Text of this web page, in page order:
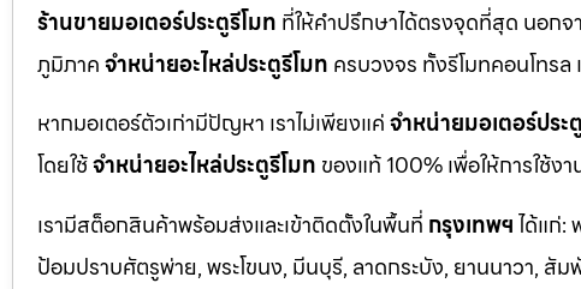
ร้านขายมอเตอร์ประตูรีโมท ที่ให้คำปรึกษาได้ตรงจุดที่สุด นอกจ
ภูมิภาคจำหน่ายอะไหล่ประตูรีโมท ครบวงจร ทั้งรีโมทคอนโทรล
หากมอเตอร์ตัวเก่ามีปัญหา เราไม่เพียงแค่จำหน่ายมอเตอร์ประ
โดยใช้จำหน่ายอะไหล่ประตูรีโมท ของแท้ 100% เพื่อให้การใช้ง
เรามีสต็อกสินค้าพร้อมส่งและเข้าติดตั้งในพื้นที่ กรุงเทพฯได้แก่:
ป้อมปราบศัตรูพ่าย, พระโขนง, มีนบุรี, ลาดกระบัง, ยานนาวา,